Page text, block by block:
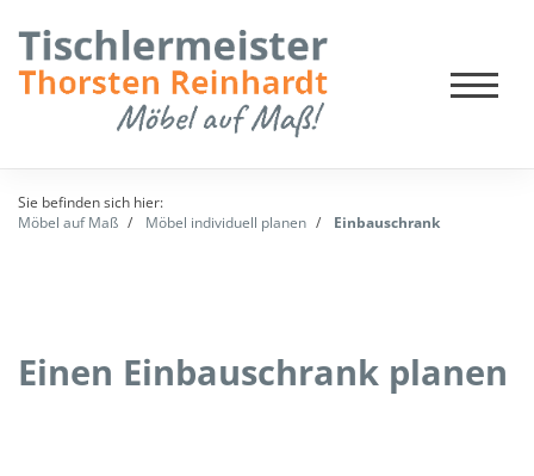
Sie befinden sich hier:
Möbel auf Maß
Möbel individuell planen Einbauschrank
Einen Einbauschrank planen